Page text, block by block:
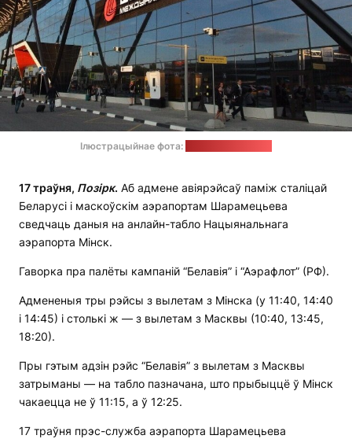
Ілюстрацыйнае фота:
17 траўня, Позірк. Аб адмене авіярэйсаў паміж сталіцай
Беларусі і маскоўскім аэрапортам Шарамецьева
сведчаць даныя на анлайн-табло Нацыянальнага
аэрапорта Мінск.
Гаворка пра палёты кампаній “Белавія” і “Аэрафлот” (РФ).
Адмененыя тры рэйсы з вылетам з Мінска (у 11:40, 14:40
і 14:45) і столькі ж — з вылетам з Масквы (10:40, 13:45,
18:20).
Пры гэтым адзін рэйс “Белавія” з вылетам з Масквы
затрыманы — на табло пазначана, што прыбыццё ў Мінск
чакаецца не ў 11:15, а ў 12:25.
17 траўня прэс-служба аэрапорта Шарамецьева